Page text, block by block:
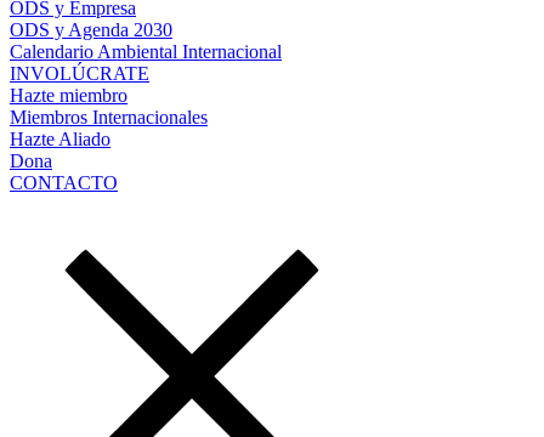
ODS y Empresa
ODS y Agenda 2030
Calendario Ambiental Internacional
INVOLÚCRATE
Hazte miembro
Miembros Internacionales
Hazte Aliado
Dona
CONTACTO